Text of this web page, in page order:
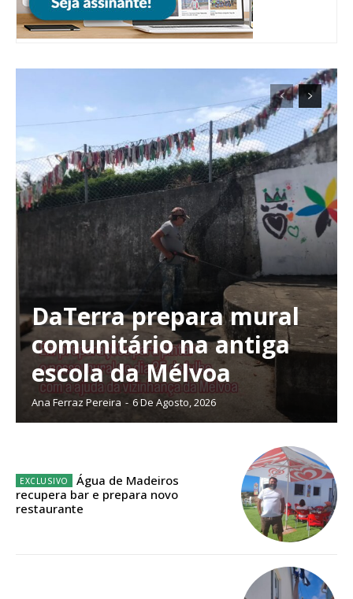
ASSINATURA
DIGITAL ANUAL
16€
12 meses
Acesso ao conteúdo online
Acesso aos conteúdos Exclusivos para
assinantes
Ofertas para assinatura anual
Escolha o plano
DaTerra prepara mural
comunitário na antiga
escola da Mélvoa
Ana Ferraz Pereira - 6 De Agosto, 2026
Água de Madeiros
recupera bar e prepara novo
restaurante